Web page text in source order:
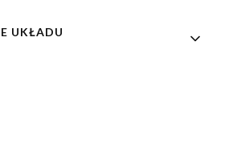
UKŁADU